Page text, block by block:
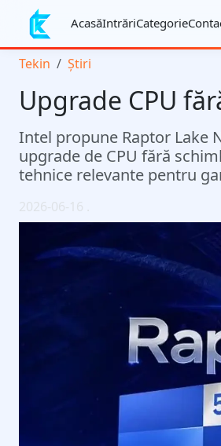
AcasăIntrăriCategorie
Tekin Știri
Upgrade CPU
Intel propune Raptor Lake
upgrade de CPU fără
tehnice relevante pentru
2026-06-16 .